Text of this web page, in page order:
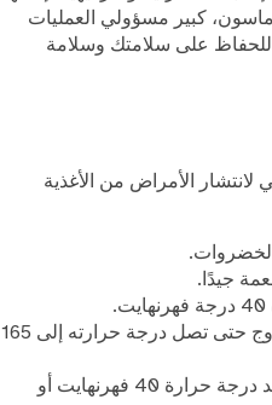
كبير مسؤولي العمليات
للحفاظ على سلامتك وسلامة
الأمراض من الأغذية
جيدًا.
اطهي الهامبرغر حتى تصل درجة حرارته الداخلية إلى 160 درجة فهرنهايت؛ والهوت دوج حتى تصل درجة حرارته إلى 165
احفظ الأطعمة الساخنة عند درجة حرارة 140 فهرنهايت أو أعلى والأطعمة الباردة عند درجة حرارة 40 فهرنهايت أو